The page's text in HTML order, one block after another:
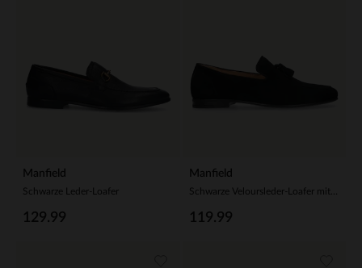
Manfield
Schwarze Leder-Loafer
129.99
Manfield
119.99